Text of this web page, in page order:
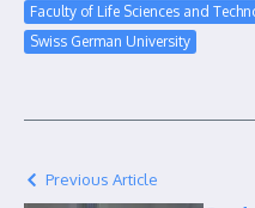
Faculty of Life Sciences and
Swiss German University
Previous Article